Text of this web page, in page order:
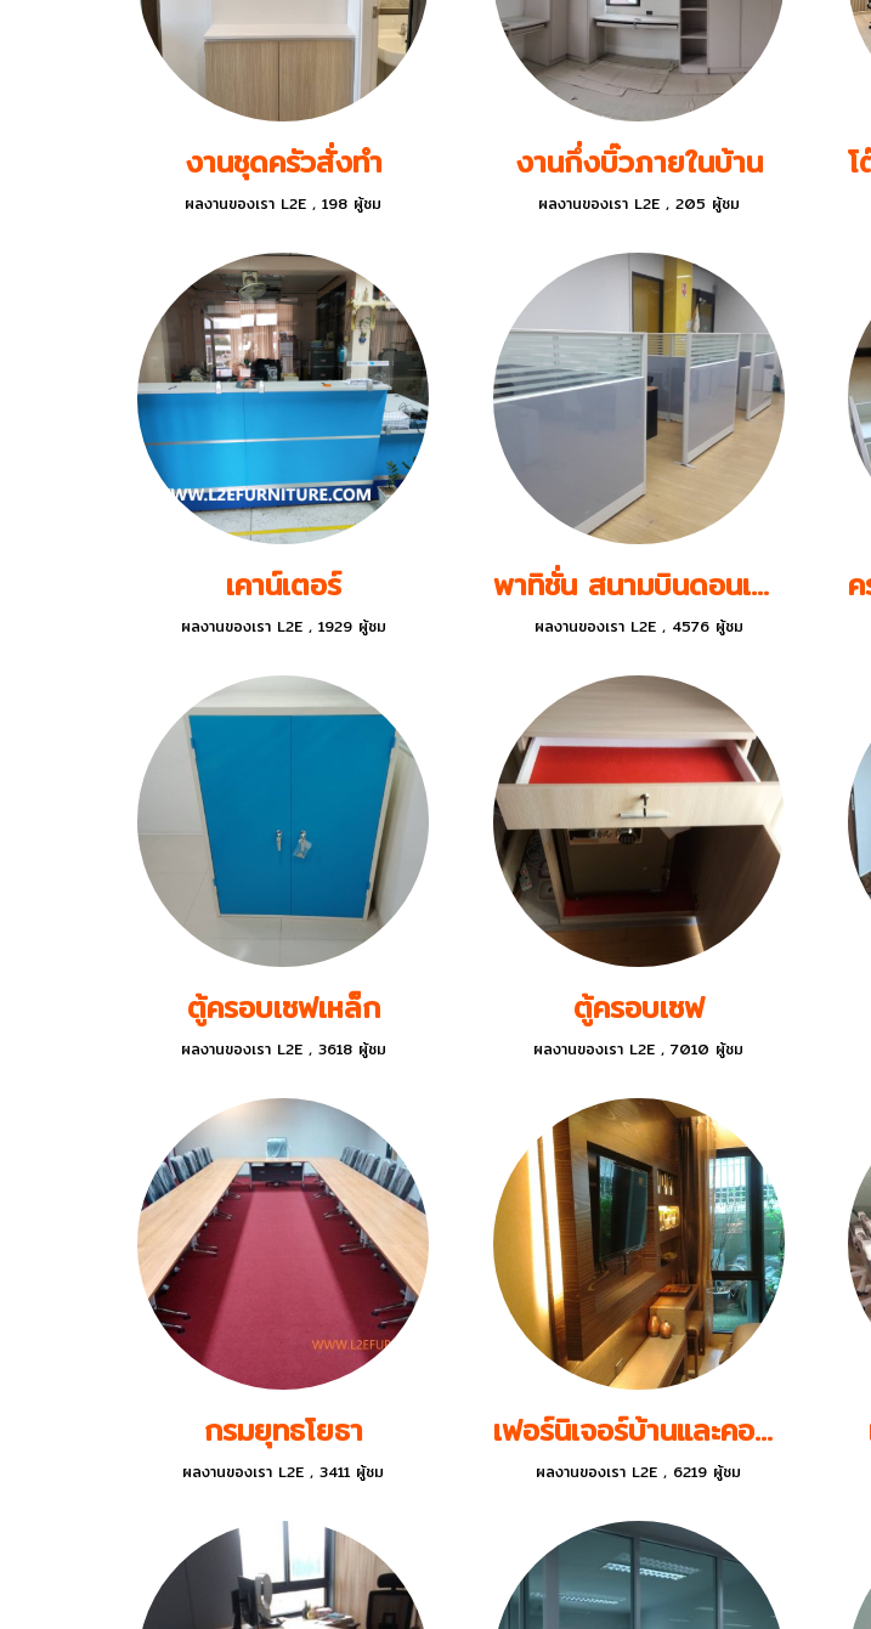
งานชุดครัวสั่งทำ
ผลงานของเรา L2E ,198 ผู้ชม
งานกึ่งบิ๊วภายในบ้าน
ผลงานของเรา L2E, 205 ผู้ชม
เคาน์เตอร์
ผลงานของเรา L2E, 1929 ผู้ชม
พาทิชั่น สนามบินดอนเมือง
ผลงานของเรา L2E, 4576 ผู้ชม
ตู้ครอบเซฟเหล็ก
ผลงานของเรา L2E, 3618 ผู้ชม
ตู้ครอบเซฟ
ผลงานของเรา L2E ,7010 ผู้ชม
กรมยุทธโยธา
ผลงานของเรา L2E ,3411 ผู้ชม
เฟอร์นิเจอร์บ้านและคอนโด
ผลงานของเรา L2E , 6219 ผู้ชม